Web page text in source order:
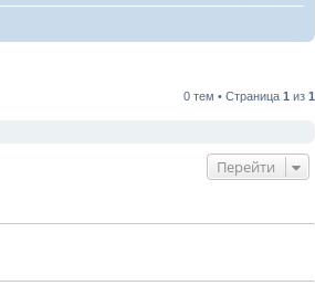
0 тем • Страница 1 из 1
Перейти